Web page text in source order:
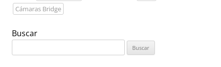
Cámaras Bridge
Buscar